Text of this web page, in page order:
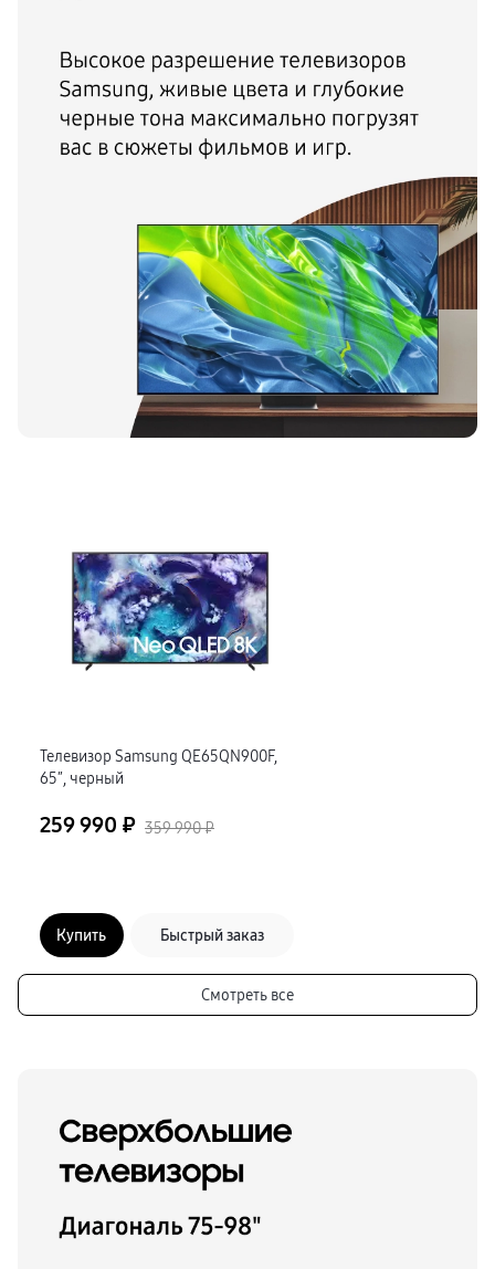
359 990 ₽
259 990 ₽
Телевизор Samsung QE65QN900F,
65″, черный
Купить Быстрый заказ
Смотреть все